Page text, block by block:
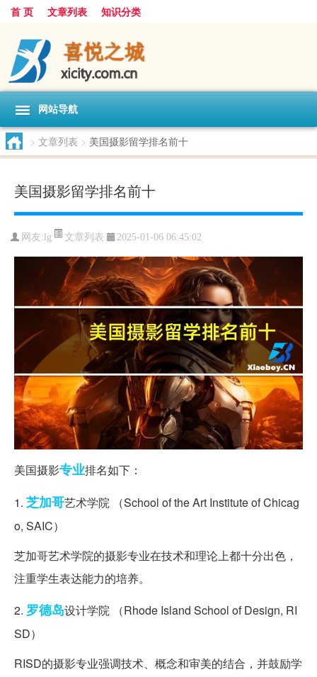
首 页 文章列表 知识分类
网站导航
> 文章列表 > 美国摄影留学排名前十
美国摄影留学排名前十
网友: lg 文章列表 2025-01-06 06:45:02
美国摄影专业排名如下：
1. 芝加哥艺术学院 （School of the Art Institute of Chicag
o, SAIC）
芝加哥艺术学院的摄影专业在技术和理论上都十分出色，
注重学生表达能力的培养。
2. 罗德岛设计学院 （Rhode Island School of Design, RI
SD）
RISD的摄影专业强调技术、概念和审美的结合，并鼓励学